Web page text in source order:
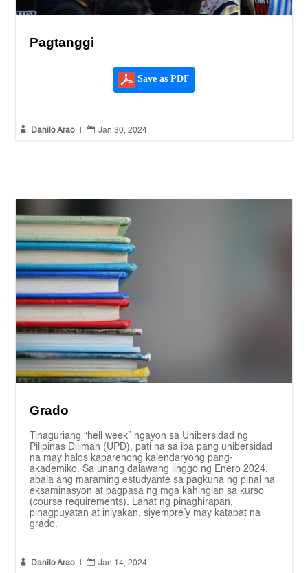
Pagtanggi
Save as PDF
 Danilo Arao  Jan 30, 2024
Grado
Tinaguriang “hell week” ngayon sa Unibersidad ng
Pilipinas Diliman (UPD), pati na sa iba pang unibersidad
na may halos kaparehong kalendaryong pang-
akademiko. Sa unang dalawang linggo ng Enero 2024,
abala ang maraming estudyante sa pagkuha ng pinal na
eksaminasyon at pagpasa ng mga kahingian sa kurso
(course requirements). Lahat ng pinaghirapan,
pinagpuyatan at iniyakan, siyempre’y may katapat na
grado.
 Danilo Arao  Jan 14, 2024